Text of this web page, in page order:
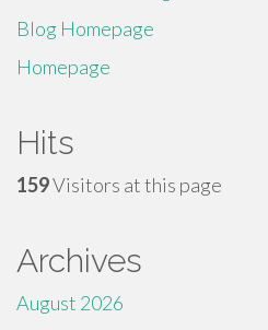
Blog Homepage
Homepage
Hits
159Visitors at this page
Archives
August 2026